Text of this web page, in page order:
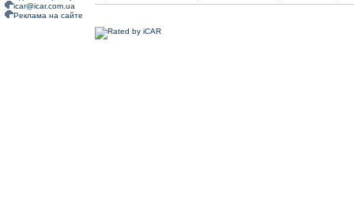
icar@icar.com.ua
Реклама на сайте